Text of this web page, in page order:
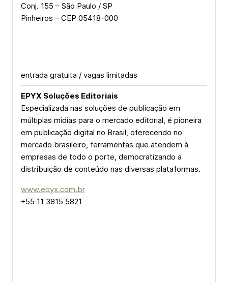
Conj. 155 – São Paulo / SP
Pinheiros – CEP 05418-000
entrada gratuita / vagas limitadas
EPYX Soluções Editoriais
Especializada nas soluções de publicação em
múltiplas mídias para o mercado editorial, é pioneira
em publicação digital no Brasil, oferecendo no
mercado brasileiro, ferramentas que atendem à
empresas de todo o porte, democratizando a
distribuição de conteúdo nas diversas plataformas.
www.epyx.com.br
+55 11 3815 5821